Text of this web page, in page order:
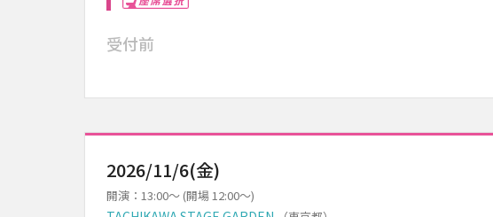
受付前
2026/11/6(金)
開演：13:00～ (開場 12:00～)